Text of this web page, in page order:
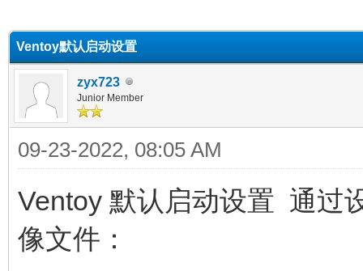
Ventoy默认启动设置
zyx723
Junior Member
09-23-2022, 08:05 AM
Ventoy 默认启动设置 通过
像文件：